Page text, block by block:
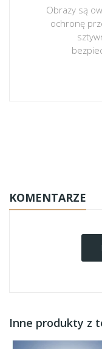
Obrazy są
ochronę
KOMENTARZE
Inne produkty z